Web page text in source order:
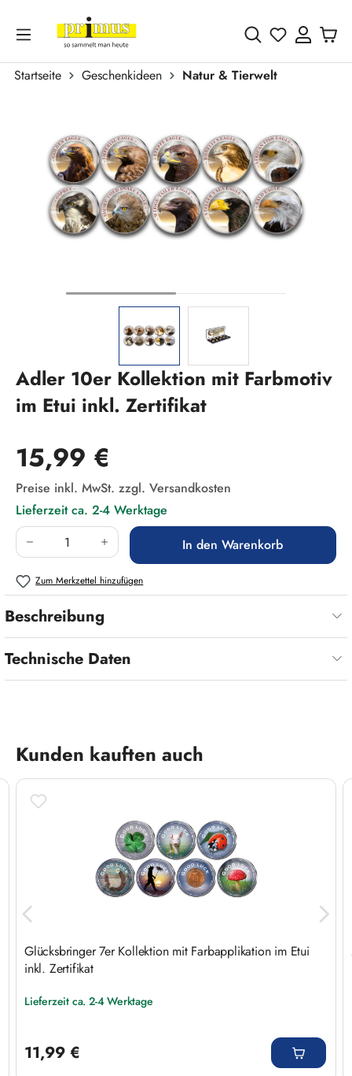
Zum Hauptinhalt springen
Du hast 0
Startseite Geschenkideen
Natur & Tierwelt
Adler 10er Kollektion mit Farbmotiv
im Etui inkl. Zertifikat
Regulärer Preis:
15,99 €
Preise inkl. MwSt. zzgl. Versandkosten
Lieferzeit ca. 2-4 Werktage
Produkt Anzahl: Gib den gewünschten Wert
In den Warenkorb
Zum Merkzettel hinzufügen
Beschreibung
Technische Daten
Produktgalerie überspringen
Kunden kauften auch
Glücksbringer 7er Kollektion mit Farbapplikation im Etui
inkl. Zertifikat
Lieferzeit ca. 2-4 Werktage
11,99 €